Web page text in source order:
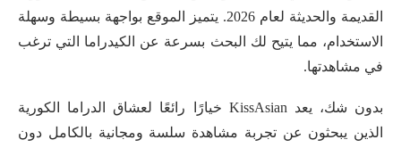
القديمة والحديثة لعام 2026. يتميز الموقع بواجهة بسيطة وسهلة
الاستخدام، مما يتيح لك البحث بسرعة عن الكيدراما التي ترغب
في مشاهدتها.
بدون شك، يعد KissAsian خيارًا رائعًا لعشاق الدراما الكورية
الذين يبحثون عن تجربة مشاهدة سلسة ومجانية بالكامل دون